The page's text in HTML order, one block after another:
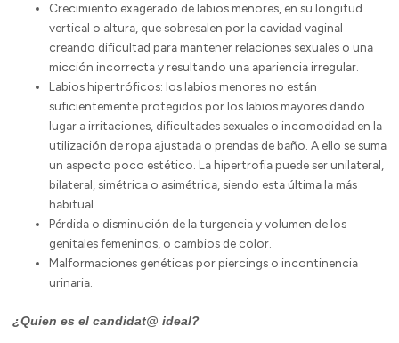
Crecimiento exagerado de labios menores, en su longitud
vertical o altura, que sobresalen por la cavidad vaginal
creando dificultad para mantener relaciones sexuales o una
micción incorrecta y resultando una apariencia irregular.
Labios hipertróficos: los labios menores no están
suficientemente protegidos por los labios mayores dando
lugar a irritaciones, dificultades sexuales o incomodidad en la
utilización de ropa ajustada o prendas de baño. A ello se suma
un aspecto poco estético. La hipertrofia puede ser unilateral,
bilateral, simétrica o asimétrica, siendo esta última la más
habitual.
Pérdida o disminución de la turgencia y volumen de los
genitales femeninos, o cambios de color.
Malformaciones genéticas por piercings o incontinencia
urinaria.
¿Quien es el candidat@ ideal?